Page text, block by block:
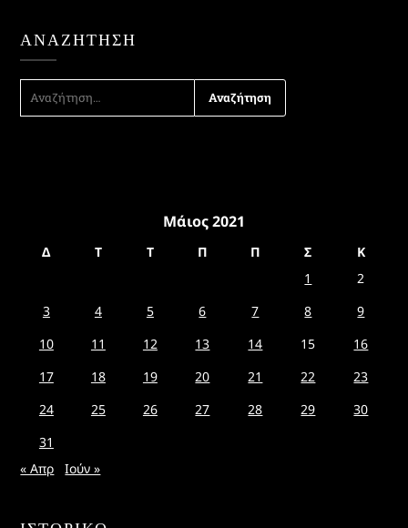
ΑΝΑΖΉΤΗΣΗ
ΑΝΑΖΉΤΗΣΗ
ΓΙΑ:
Μάιος 2021
Δ Τ Τ Π Π Σ
Κ
1
2
3
4 5 6 7 8
9
10
11 12 13 14 15
16
17
18 19 20 21 22
23
24
25 26 27 28 29
30
31
« Απρ
Ιούν »